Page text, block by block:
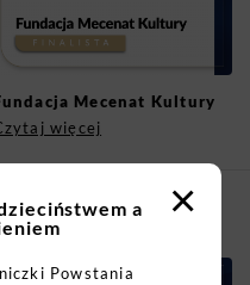
Mecenat Kultury
więcej
×
a
Powstania